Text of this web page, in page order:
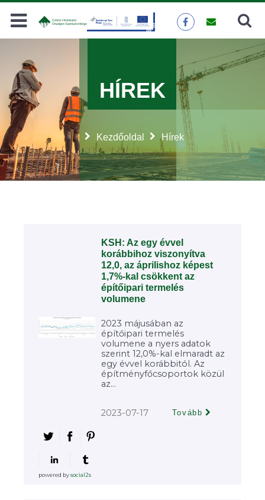
Keresés
Kezdőoldal Hírek
HÍREK
KSH: Az egy évvel
korábbihoz viszonyítva
12,0, az áprilishoz képest
1,7%-kal csökkent az
építőipari termelés
volumene
2023 májusában az
építőipari termelés
volumene a nyers adatok
szerint 12,0%-kal elmaradt az
egy évvel korábbitól. Az
építményfőcsoportok közül
az...
2023-07-17 Tovább
powered bysocial2s